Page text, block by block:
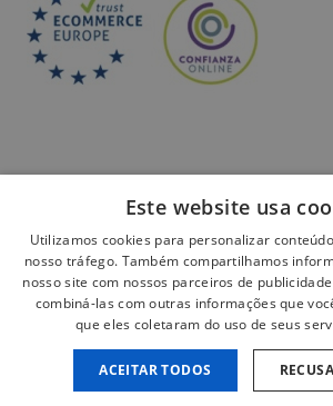
Pagamento seguro:
Aviso legal
Este website usa
Utilizamos cookies para personalizar
nosso tráfego. Também compartilhamos
nosso site com nossos parceiros de
combiná-las com outras informações que
que eles coletaram do uso de seus
ACEITAR TODOS